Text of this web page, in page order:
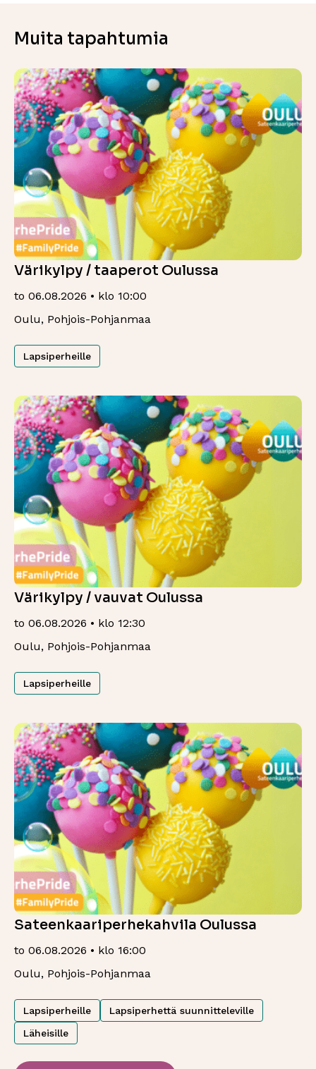
Muita tapahtumia
Värikylpy / taaperot Oulussa
to 06.08.2026 • klo 10:00
Oulu, Pohjois-Pohjanmaa
Lapsiperheille
Värikylpy / vauvat Oulussa
to 06.08.2026 • klo 12:30
Oulu, Pohjois-Pohjanmaa
Lapsiperheille
Sateenkaariperhekahvila Oulussa
to 06.08.2026 • klo 16:00
Oulu, Pohjois-Pohjanmaa
Lapsiperheille
Lapsiperhettä suunnitteleville
Läheisille